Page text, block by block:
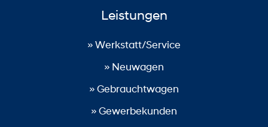
Leistungen
» Werkstatt/Service
» Neuwagen
» Gebrauchtwagen
» Gewerbekunden